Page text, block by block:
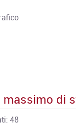
massimo di
48